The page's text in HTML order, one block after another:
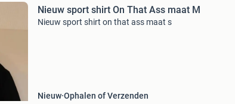
Nieuw sport shirt On That Ass maat M
Nieuw sport shirt on that ass maat s
Nieuw Ophalen of Verzenden